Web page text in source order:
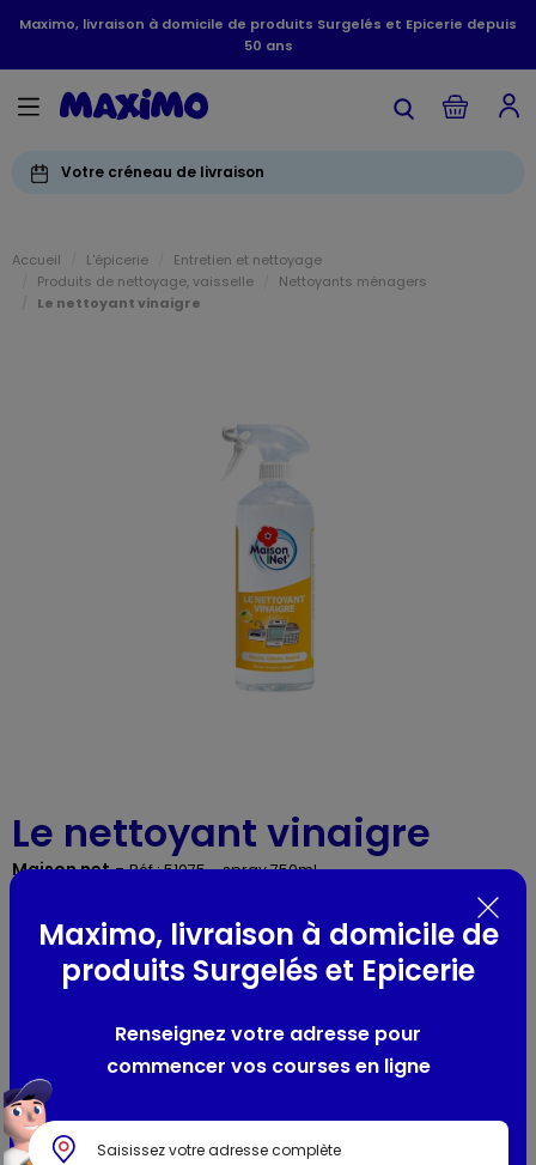
Maximo, livraison à domicile de produits Surgelés et Epicerie depuis
50 ans
Votre créneau de livraison
Accueil L'épicerie
Entretien et nettoyage
Produits de nettoyage, vaisselle
Nettoyants ménagers
Le nettoyant vinaigre
Le nettoyant vinaigre
Maison net-Réf : 51075 - spray 750ml
Présentation
parfum citron
Informations complémentaires
Maximo, livraison à domicile de
produits Surgelés et Epicerie
Renseignez votre adresse pour
commencer vos courses en ligne